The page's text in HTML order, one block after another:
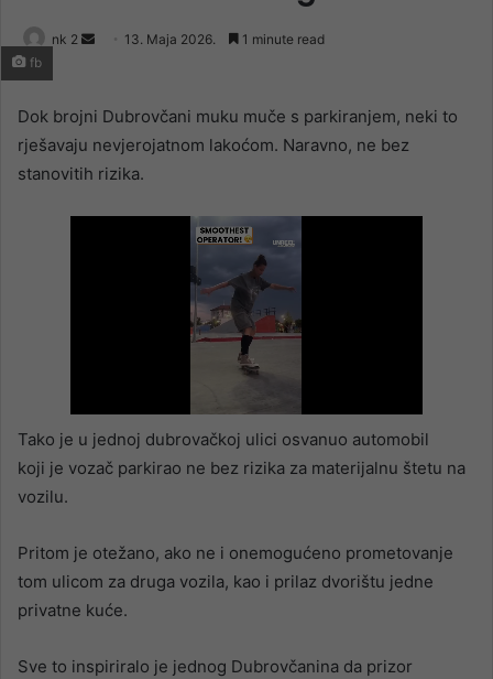
nk 2
Send 13. Maja 2026. 1 minute read
fb
Dok brojni Dubrovčani muku muče s parkiranjem, neki to
rješavaju nevjerojatnom lakoćom. Naravno, ne bez
stanovitih rizika.
Tako je u jednoj dubrovačkoj ulici osvanuo automobil
koji je vozač parkirao ne bez rizika za materijalnu štetu na
vozilu.
Pritom je otežano, ako ne i onemogućeno prometovanje
tom ulicom za druga vozila, kao i prilaz dvorištu jedne
privatne kuće.
Sve to inspiriralo je jednog Dubrovčanina da prizor